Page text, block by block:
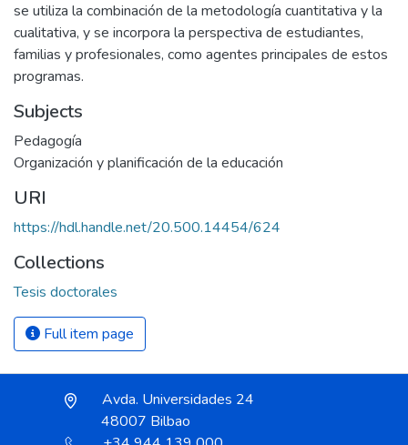
se utiliza la combinación de la metodología cuantitativa y la
cualitativa, y se incorpora la perspectiva de estudiantes,
familias y profesionales, como agentes principales de estos
programas.
Subjects
Pedagogía
Organización y planificación de la educación
URI
https://hdl.handle.net/20.500.14454/624
Collections
Tesis doctorales
Full item page
Avda. Universidades 24
48007 Bilbao